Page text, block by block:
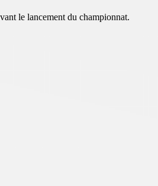
le lancement du championnat.